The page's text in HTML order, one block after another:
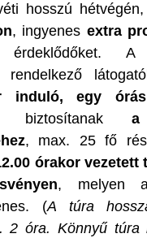
hosszú hétvégén,
, ingyenes extra
A
rendelkező
induló, egy
biztosítanaka
, max. 25 fő
órakor vezetett
, melyen a
(A túra
2 óra. Könnyű túra